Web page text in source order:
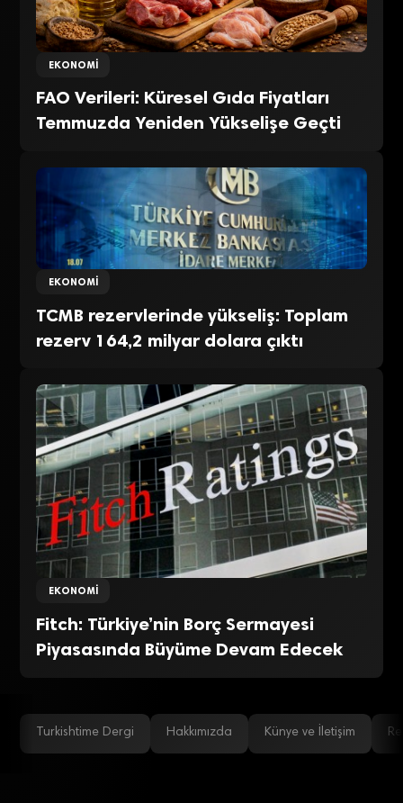
EKONOMI
FAO Verileri: Küresel Gıda Fiyatları
Temmuzda Yeniden Yükselişe Geçti
EKONOMI
TCMB rezervlerinde yükseliş: Toplam
rezerv 164,2 milyar dolara çıktı
EKONOMI
Fitch: Türkiye’nin Borç Sermayesi
Piyasasında Büyüme Devam Edecek
Turkishtime Dergi Hakkımızda Künye ve İletişim